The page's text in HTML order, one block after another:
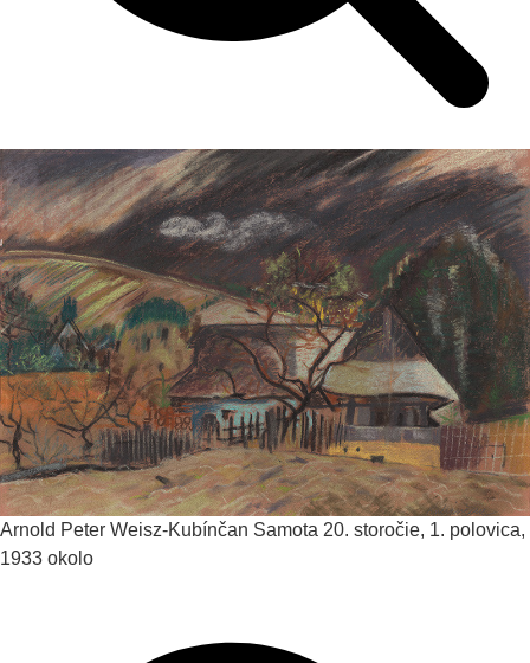
Arnold Peter Weisz-Kubínčan Samota 20. storočie, 1. polovica,
1933 okolo